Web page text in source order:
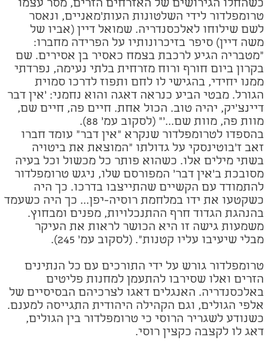
כשהחלו הגירושים של האזרחים הזרים, מסר עצמו
טרומפלדור לידי השלטונות העות'מאניים, ונאסר
לשם שילוחו לאלכסנדריה. שמואל דיין (אביו של
משה דיין) סיפר בזיכרונותיו על הפרידה מחברו:
"מטבריה הגיע לרכבת בצמח כאסיר בן אסירים. שם
בקרון ביום חורף ורוח מזרחית בלתי נעימה, נפרדתי
ממנו יחידי, בהגישי לו לחם ותפוז לדרכו סמוית
הגורל. מבטי הביע כנראה דאגה והוא נחמני: 'אין דבר
דיינצ'יק, יהיה טוב. הכול אחת. חיים פה, חיים שם,
מוות פה, מוות שם...'" (לסקוב עמ' 88).
בהספדו לטרומפלדור שנקרא "אין דבר" עומד חברו
זאב ז'בוטינסקי על גדולתו "המוצאת את ביטויה
בשתי מילים אלו. כשהוא פותר כל מכשול וכל בעיה
מסובכת ב'אין דבר' המפורסם שלו, ניגש טרומפלדור
להתמודד עם הקשיים שהתייצבו בדרכו. כך היה
כשקטעו את ידו במלחמת רוסיה-יפן... כך היה כשעמד
בהנהגת הגדוד חרף ההתנכלויות, מפנים ומבחוץ.
משמעות גישה זו היא הכושר לראות את העיקר
מבלי שיעיבו עליו קטנות". (לסקוב עמ' 245).
טרומפלדור גורש על ידי התורכים עם כל הנתינים
הזרים ואלו שסירבו להתעמן למחנות פליטים
באלכסנדריה. האנגלים דאגו לצרכיהם הבסיסיים של
אלפי הגולים, וגם הקהילה היהודית התגייסה למענם.
כשנודע לשגריר הרוסי כי טרומפלדור בין הגולים,
דאג לו לקצבה כקצין רוסי.